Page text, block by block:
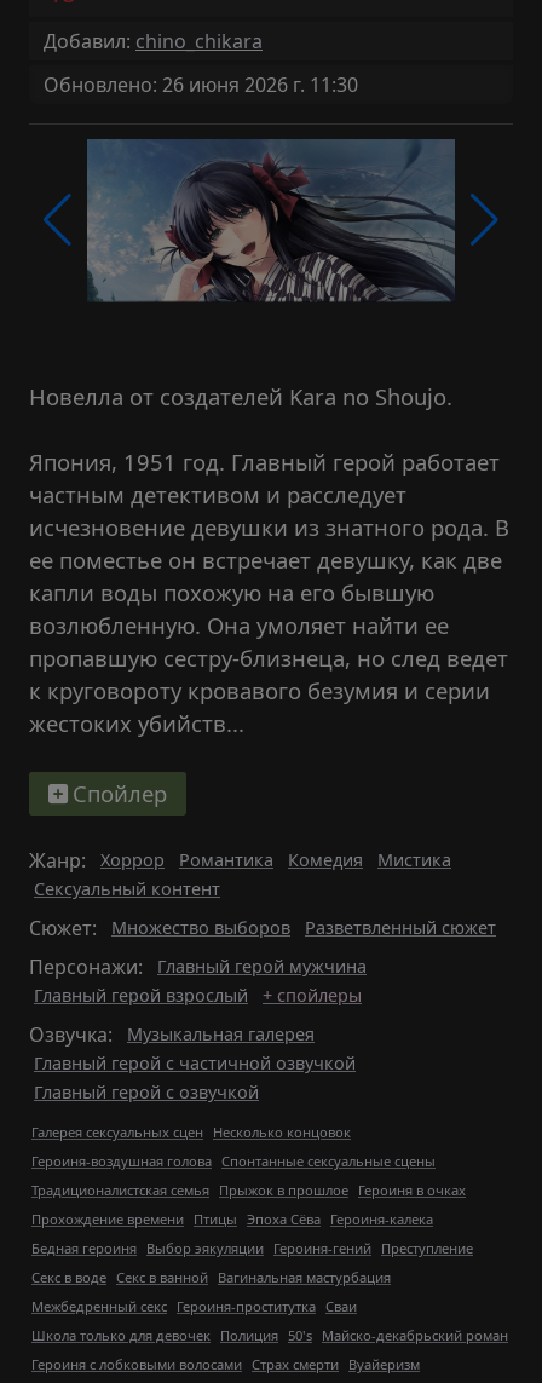
Добавил: chino_chikara
Обновлено: 26 июня 2026 г. 11:30
Новелла от создателей Kara no Shoujo.
Япония, 1951 год. Главный герой работает
частным детективом и расследует
исчезновение девушки из знатного рода. В
ее поместье он встречает девушку, как две
капли воды похожую на его бывшую
возлюбленную. Она умоляет найти ее
пропавшую сестру-близнеца, но след ведет
к круговороту кровавого безумия и серии
жестоких убийств...
Спойлер
Жанр: Хоррор Романтика Комедия
Мистика
Сексуальный контент
Сюжет: Множество выборов Разветвленный сюжет
Персонажи:
Главный герой мужчина
Главный герой взрослый
+ спойлеры
Озвучка:
Музыкальная галерея
Главный герой с частичной озвучкой
Главный герой с озвучкой
Галерея сексуальных сцен
Несколько концовок
Героиня-воздушная голова Спонтанные сексуальные сцены
Традиционалистская семья Прыжок в прошлое Героиня в очках
Прохождение времени Птицы Эпоха Сёва Героиня-калека
Бедная героиня Выбор эякуляции Героиня-гений Преступление
Секс в воде Секс в ванной Вагинальная мастурбация
Межбедренный секс Героиня-проститутка Сваи
Школа только для девочек Полиция 50's Майско-декабрьский роман
Героиня с лобковыми волосами Страх смерти Вуайеризм